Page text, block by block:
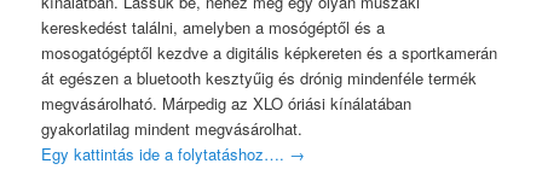
kereskedést találni, amelyben a mosógéptől és a
mosogatógéptől kezdve a digitális képkereten és a sportkamerán
át egészen a bluetooth kesztyűig és drónig mindenféle termék
megvásárolható. Márpedig az XLO óriási kínálatában
gyakorlatilag mindent megvásárolhat.
Egy kattintás ide a folytatáshoz…. →